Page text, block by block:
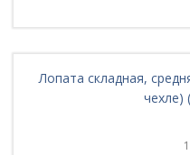
Лопата складная,
чехле)